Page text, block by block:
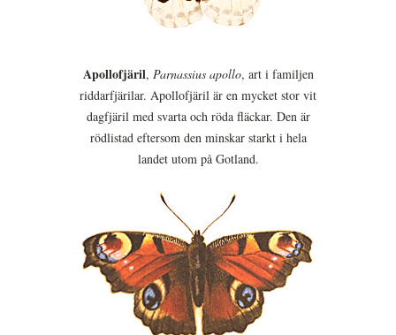
Apollofjäril, Parnassius apollo, art i familjen
riddarfjärilar. Apollofjäril är en mycket stor vit
dagfjäril med svarta och röda fläckar. Den är
rödlistad eftersom den minskar starkt i hela
landet utom på Gotland.